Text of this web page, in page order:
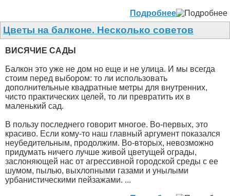
Подробнее
Цветы на балконе. Несколько советов
ВИСЯЧИЕ САДЫ
Балкон это уже не дом но еще и не улица. И мы всегда
стоим перед выбором: то ли использовать
дополнительные квадратные метры для внутренних,
чисто практических целей, то ли превратить их в
маленький сад.
В пользу последнего говорит многое. Во-первых, это
красиво. Если кому-то наш главный аргумент показался
неубедительным, продолжим. Во-вторых, невозможно
придумать ничего лучше живой цветущей ограды,
заслоняющей нас от агрессивной городской среды с ее
шумом, пылью, выхлопными газами и унылыми
урбанистическими пейзажами. ...